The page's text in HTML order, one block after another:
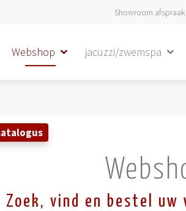
Showroom
Webshop jacuzzi/zwemspa
Zoek, vind en bestel uw